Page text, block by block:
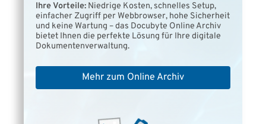
Ihre Vorteile: Niedrige Kosten, schnelles Setup,
einfacher Zugriff per Webbrowser, hohe Sicherheit
und keine Wartung – das Docubyte Online Archiv
bietet Ihnen die perfekte Lösung für Ihre digitale
Dokumentenverwaltung.
Mehr zum Online Archiv